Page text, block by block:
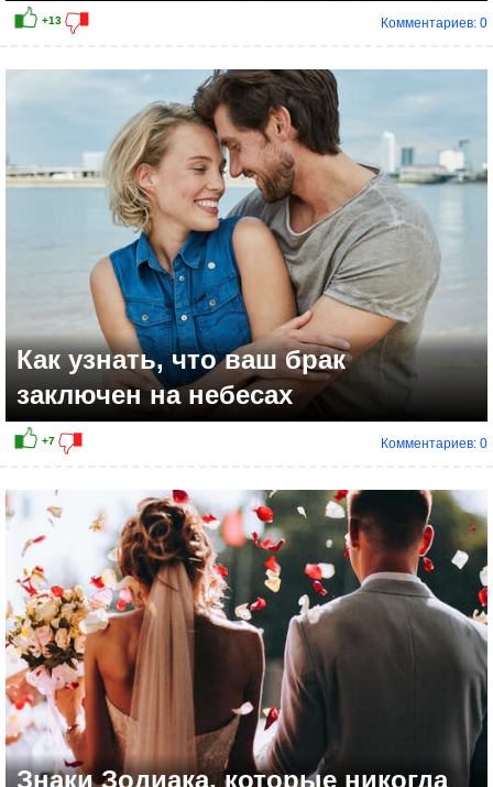
+4
Комментариев: 0
Как узнать, что ваш брак
заключен на небесах
Комментариев: 0
Знаки Зодиака, которые никогда